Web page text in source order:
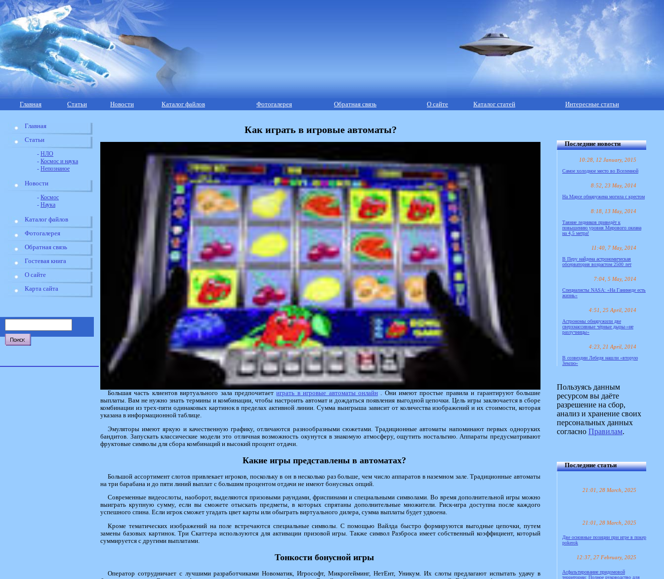
Главная Статьи Новости Каталог файлов Фотогалерея Обратная связь О сайте Каталог статей Интересные статьи
Главная
Статьи
- НЛО
- Космос и наука
- Непознаное
Новости
- Космос
- Наука
Каталог файлов
Фотогалерея
Обратная связь
Гостевая книга
О сайте
Карта сайта
Как играть в игровые автоматы?
Большая часть клиентов виртуального зала предпочитаетиграть в игровые автоматы онлайн. Они имеют простые правила и гарантируют большие
выплаты. Вам не нужно знать термины и комбинации, чтобы настроить автомат и дождаться появления выгодной цепочки. Цель игры заключается в сборе
комбинации из трех-пяти одинаковых картинок в пределах активной линии. Сумма выигрыша зависит от количества изображений и их стоимости, которая
указана в информационной таблице.
Эмуляторы имеют яркую и качественную графику, отличаются разнообразными сюжетами. Традиционные автоматы напоминают первых одноруких
бандитов. Запускать классические модели это отличная возможность окунутся в знакомую атмосферу, ощутить ностальгию. Аппараты предусматривают
фруктовые символы для сбора комбинаций и высокий процент отдачи.
Какие игры представлены в автоматах?
Большой ассортимент слотов привлекает игроков, поскольку в он в несколько раз больше, чем число аппаратов в наземном зале. Традиционные автоматы
на три барабана и до пяти линий выплат с большим процентом отдачи не имеют бонусных опций.
Современные видеослоты, наоборот, выделяются призовыми раундами, фриспинами и специальными символами. Во время дополнительной игры можно
выиграть крупную сумму, если вы сможете отыскать предметы, в которых спрятаны дополнительные множители. Риск-игра доступна после каждого
успешного спина. Если игрок сможет угадать цвет карты или обыграть виртуального дилера, сумма выплаты будет удвоена.
Кроме тематических изображений на поле встречаются специальные символы. С помощью Вайлда быстро формируются выгодные цепочки, путем
замены базовых картинок. Три Скаттера используются для активации призовой игры. Также символ Разброса имеет собственный коэффициент, который
суммируется с другими выплатами.
Тонкости бонусной игры
Оператор сотрудничает с лучшими разработчиками Новоматик, Игрософт, Микрогейминг, НетЕнт, Уникум. Их слоты предлагают испытать удачу в
Последние новости
10:28, 12 January, 2015
Самое холодное место во Вселенной
8:52, 23 May, 2014
На Марсе обнаружена могила с крестом
8:18, 13 May, 2014
Таяние ледников приведёт к
повышению уровня Мирового океана
на 4,5 метра!
11:40, 7 May, 2014
В Перу найдена астрономическая
обсерватория возрастом 2500 лет
7:04, 5 May, 2014
Специалисты NASA: «На Ганимеде есть
жизнь»
4:51, 25 April, 2014
Астрономы обнаружили две
сверхмассивные чёрные дыры-«не
разлучницы»
4:23, 21 April, 2014
В созвездии Лебедя нашли «вторую
Землю»
Пользуясь данным
ресурсом вы даёте
разрешение на сбор,
анализ и хранение своих
персональных данных
согласно Правилам.
Последние статьи
21:01, 28 March, 2025
21:01, 28 March, 2025
Две основные позиции при игре в покер
pokerok
12:37, 27 February, 2025
Асфальтирование придомовой
территории: Полное руководство для